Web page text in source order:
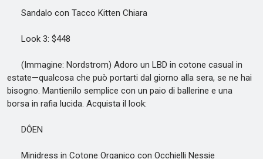
Sandalo con Tacco Kitten Chiara
Look 3: $448
(Immagine: Nordstrom) Adoro un LBD in cotone casual in
estate—qualcosa che può portarti dal giorno alla sera, se ne hai
bisogno. Mantienilo semplice con un paio di ballerine e una
borsa in rafia lucida. Acquista il look:
DÔEN
Minidress in Cotone Organico con Occhielli Nessie